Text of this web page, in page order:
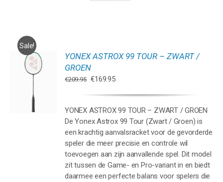
Sale!
YONEX ASTROX 99 TOUR – ZWART /
GROEN
€209.95 Oorspronkelijke
€209.95.
€169.95Huidige
€169.95.
YONEX ASTROX 99 TOUR – ZWART / GROEN
De Yonex Astrox 99 Tour (Zwart / Groen) is
een krachtig aanvalsracket voor de gevorderde
speler die meer precisie en controle wil
toevoegen aan zijn aanvallende spel. Dit model
zit tussen de Game- en Pro-variant in en biedt
daarmee een perfecte balans voor spelers die